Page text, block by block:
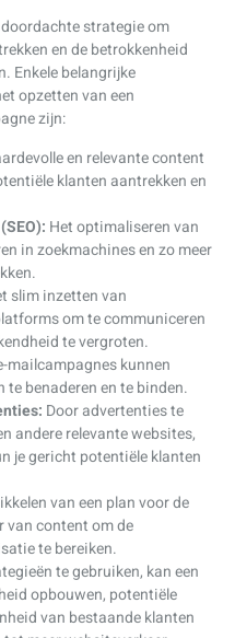
strategie om
en de betrokkenheid
Enkele belangrijke
opzetten van een
zijn:
en relevante content
klanten aantrekken en
Het optimaliseren van
in zoekmachines en zo meer
slim inzetten van
om te communiceren
te vergroten.
mailcampagnes kunnen
benaderen en te binden.
Door advertenties te
andere relevante websites,
je gericht potentiële klanten
van een plan voor de
van content om de
te bereiken.
te gebruiken, kan een
opbouwen, potentiële
van bestaande klanten